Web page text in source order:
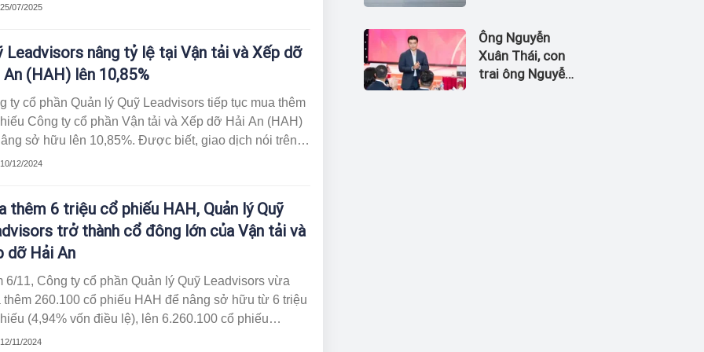
bằng tiền tỷ lệ 10%, tương ứng cổ đông sở hữu 1 cổ
07/2025
Leadvisors nâng tỷ lệ tại Vận tải và Xếp dỡ
An (HAH) lên 10,85%
ty cổ phần Quản lý Quỹ Leadvisors tiếp tục mua thêm
Công ty cổ phần Vận tải và Xếp dỡ Hải An (HAH)
sở hữu lên 10,85%. Được biết, giao dịch nói trên
thực hiện ngày 4/12.
12/2024
thêm 6 triệu cổ phiếu HAH, Quản lý Quỹ
trở thành cổ đông lớn của Vận tải và
dỡ Hải An
6/11, Công ty cổ phần Quản lý Quỹ Leadvisors vừa
thêm 260.100 cổ phiếu HAH để nâng sở hữu từ 6 triệu
(4,94% vốn điều lệ), lên 6.260.100 cổ phiếu
vốn điều lệ) chính thức trở thành cổ đông lớn tại
11/2024
âm đến 1.674,5
tỷ đồng
Ông Nguyễn
Xuân Thái, con
trai ông Nguyễn